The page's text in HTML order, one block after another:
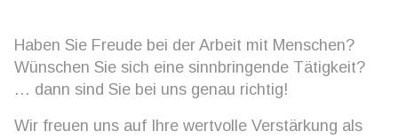
Haben Sie Freude bei der Arbeit mit Menschen?
Wünschen Sie sich eine sinnbringende Tätigkeit?
… dann sind Sie bei uns genau richtig!
Wir freuen uns auf Ihre wertvolle Verstärkung als